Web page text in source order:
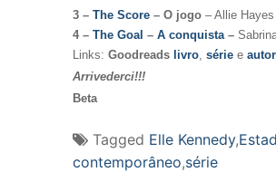
3 – The Score – O jogo – Allie
4 – The Goal – A conquista–
Links: Goodreads livro, série e
Arrivederci!!!
Beta
Tagged Elle Kennedy,
contemporâneo,série